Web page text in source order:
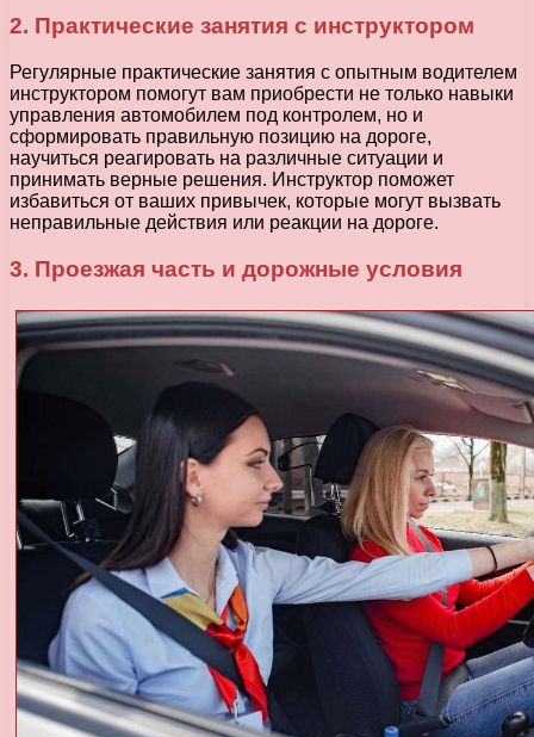
2. Практические занятия с инструктором
Регулярные практические занятия с опытным водителем
инструктором помогут вам приобрести не только навыки
управления автомобилем под контролем, но и
сформировать правильную позицию на дороге,
научиться реагировать на различные ситуации и
принимать верные решения. Инструктор поможет
избавиться от ваших привычек, которые могут вызвать
неправильные действия или реакции на дороге.
3. Проезжая часть и дорожные условия